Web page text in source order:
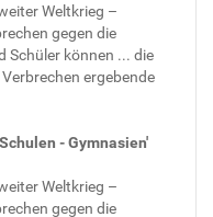
Weltkrieg –
gegen die
Schüler können ... die
ergebende
- Gymnasien'
Weltkrieg –
gegen die